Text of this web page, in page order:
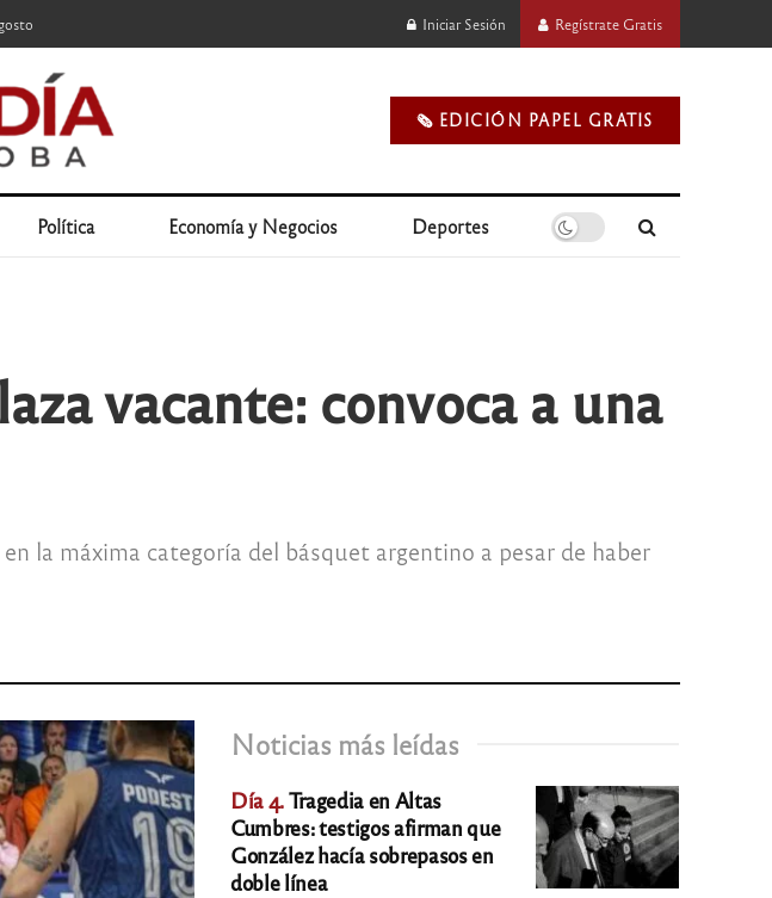
Iniciar Sesión Regístrate Gratis
🗞️ EDICIÓN PAPEL GRATIS
Política Economía y Negocios Deportes
vacante: convoca a una
la máxima categoría del básquet argentino a pesar de haber
Noticias más leídas
Día 4.Tragedia en Altas
Cumbres: testigos afirman que
González hacía sobrepasos en
doble línea